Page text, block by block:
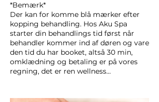
*Bemærk*
Der kan for komme blå mærker efter
kopping behandling. Hos Aku Spa
starter din behandlings tid først når
behandler kommer ind af døren og vare
den tid du har booket, altså 30 min,
omklædning og betaling er på vores
regning, det er ren wellness...